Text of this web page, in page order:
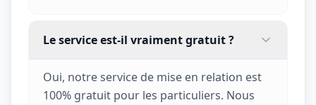
Le service est-il vraiment gratuit ?
Oui, notre service de mise en relation est
100% gratuit pour les particuliers. Nous